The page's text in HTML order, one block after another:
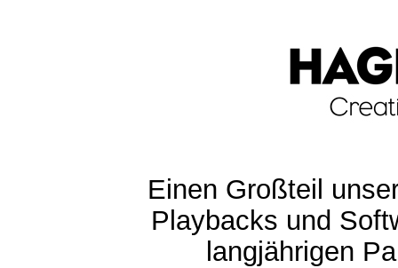
Einen Großteil
Playbacks und
langjährigen